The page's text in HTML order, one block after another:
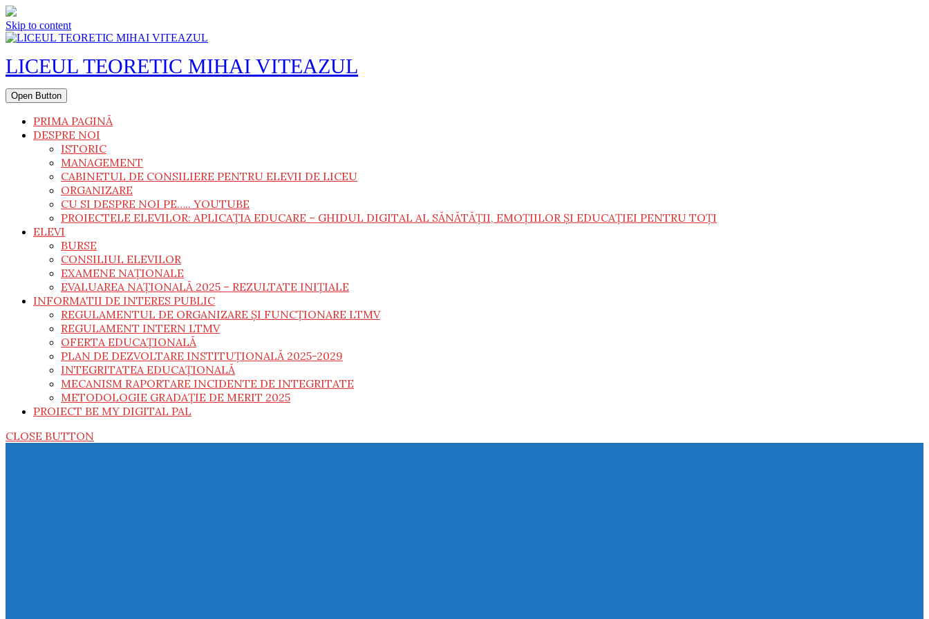
Skip to content
LICEUL TEORETIC MIHAI VITEAZUL
Open Button
PRIMA PAGINĂ
DESPRE NOI
ISTORIC
MANAGEMENT
CABINETUL DE CONSILIERE PENTRU ELEVII DE LICEU
ORGANIZARE
CU SI DESPRE NOI PE….. YOUTUBE
PROIECTELE ELEVILOR: APLICAȚIA EDUCARE – GHIDUL DIGITAL AL SĂNĂTĂȚII, EMOȚIILOR ȘI EDUCAȚIEI PENTRU TOȚI
ELEVI
BURSE
CONSILIUL ELEVILOR
EXAMENE NAȚIONALE
EVALUAREA NAȚIONALĂ 2025 – REZULTATE INIȚIALE
INFORMATII DE INTERES PUBLIC
REGULAMENTUL DE ORGANIZARE ȘI FUNCȚIONARE LTMV
REGULAMENT INTERN LTMV
OFERTA EDUCAȚIONALĂ
PLAN DE DEZVOLTARE INSTITUȚIONALĂ 2025-2029
INTEGRITATEA EDUCAȚIONALĂ
MECANISM RAPORTARE INCIDENTE DE INTEGRITATE
METODOLOGIE GRADAȚIE DE MERIT 2025
PROIECT BE MY DIGITAL PAL
CLOSE BUTTON